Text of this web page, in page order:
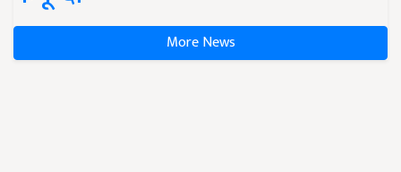
More News